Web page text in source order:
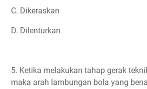
C. Dikeraskan
D. Dilenturkan
5. Ketika melakukan tahap gerak
maka arah lambungan bola yang